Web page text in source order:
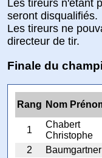
Les tireurs n'étant
seront disqualifiés.
Les tireurs ne
directeur de tir.
Finale du
Rang Nom
1
Chabert
Christophe
2